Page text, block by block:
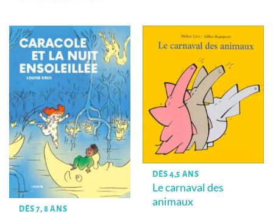
DÈS 7, 8 ANS
DÈS 4,5 ANS
Le carnaval des
animaux